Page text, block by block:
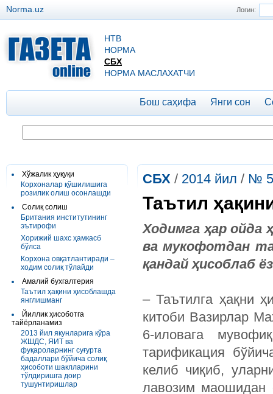
Логин:
Norma.uz
НТВ
НОРМА
СБХ
НОРМА МАСЛАХАТЧИ
Бош саҳифа Янги сон
Хўжалик ҳуқуқи
Корхоналар қўшилишига
розилик олиш осонлашди
Солиқ солиш
Британия институтининг
эътирофи
Хорижий шахс ҳамкасб
бўлса
Корхона овқатлантиради –
ходим солиқ тўлайди
Амалий бухгалтерия
Таътил ҳақини ҳисоблашда
янглишманг
Йиллик ҳисоботга
тайёрланамиз
2013 йил якунларига кўра
ЖШДС, ЯИТ ва
фуқароларнинг суғурта
бадаллари бўйича солиқ
ҳисоботи шаклларини
тўлдиришга доир
тушунтиришлар
СБХ / 2014 йил / № 5
Таътил
Ходимга ҳар ойда
ва мукофотдан
қандай ҳисоблаб
– Таътилга ҳақни
китоби Вазирлар
6-иловага
тарификация
келиб чиқиб,
лавозим маошидан